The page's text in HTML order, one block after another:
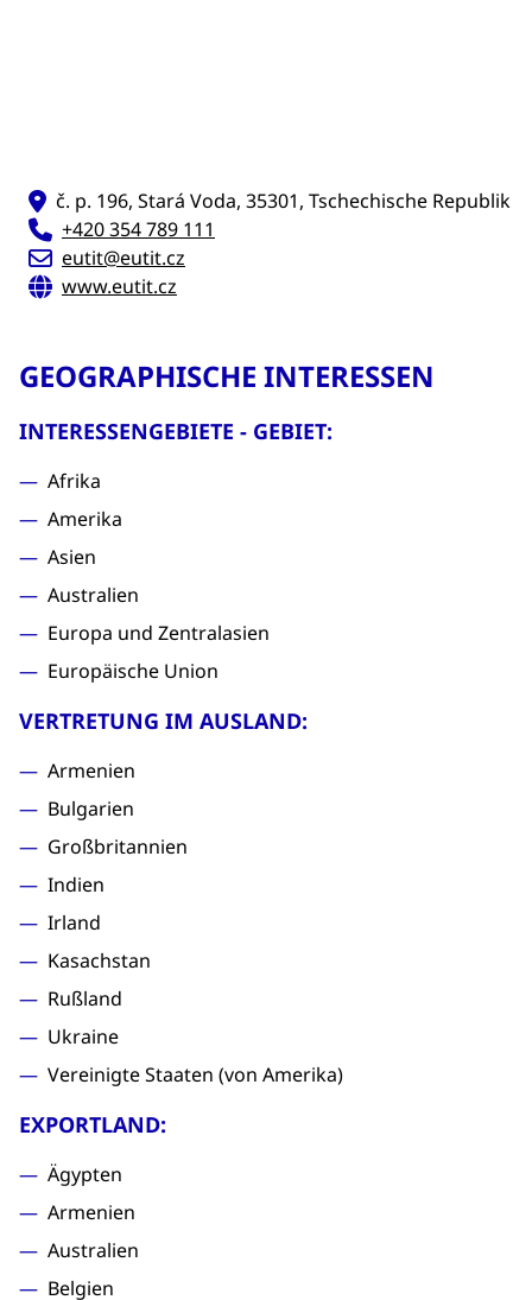
č. p. 196, Stará Voda, 35301, Tschechische Republik
+420 354 789 111
eutit@eutit.cz
www.eutit.cz
GEOGRAPHISCHE INTERESSEN
INTERESSENGEBIETE - GEBIET:
Afrika
Amerika
Asien
Australien
Europa und Zentralasien
Europäische Union
VERTRETUNG IM AUSLAND:
Armenien
Bulgarien
Großbritannien
Indien
Irland
Kasachstan
Rußland
Ukraine
Vereinigte Staaten (von Amerika)
EXPORTLAND:
Ägypten
Armenien
Australien
Belgien